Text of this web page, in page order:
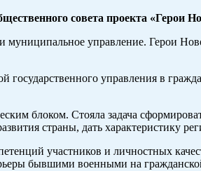
совета проекта «Герои
муниципальное управление. Герои
управления в
блоком. Стояла задача
страны, дать характеристику
участников и личностных
бывшими военными на